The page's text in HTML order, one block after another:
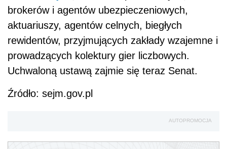
brokerów i agentów ubezpieczeniowych,
aktuariuszy, agentów celnych, biegłych
rewidentów, przyjmujących zakłady wzajemne i
prowadzących kolektury gier liczbowych.
Uchwaloną ustawą zajmie się teraz Senat.
Źródło: sejm.gov.pl
AUTOPROMOCJA